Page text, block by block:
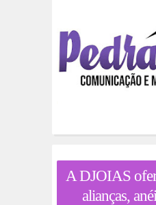
A DJOIAS
alianças,